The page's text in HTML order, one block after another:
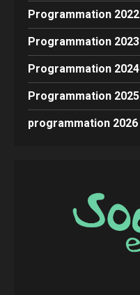
Programmation 2022
Programmation 2023
Programmation 2024
Programmation 2025
programmation 2026